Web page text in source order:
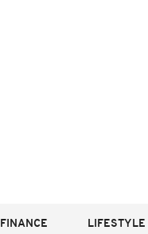
FINANCE LIFESTYLE